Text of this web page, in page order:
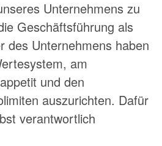
Unternehmens zu
Geschäftsführung als
des Unternehmens haben
am
und den
auszurichten. Dafür
verantwortlich